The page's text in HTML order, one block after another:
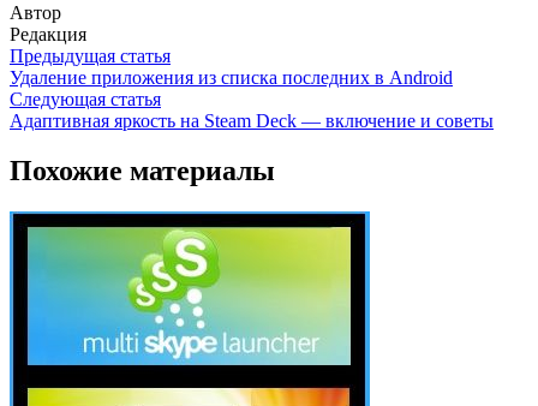
Автор
Редакция
Предыдущая статья
Удаление приложения из списка последних в Android
Следующая статья
Адаптивная яркость на Steam Deck — включение и советы
Похожие материалы